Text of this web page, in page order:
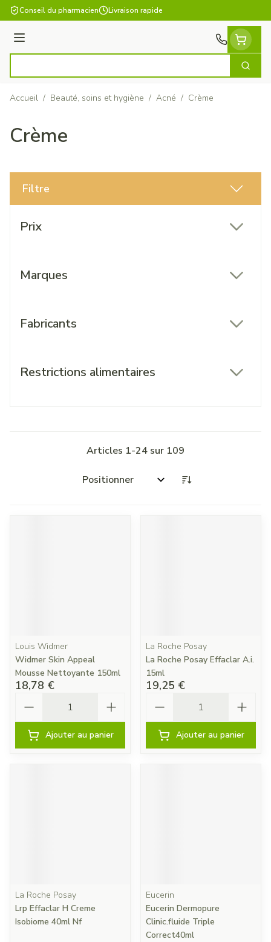
Aller au contenu
Conseil du pharmacien Livraison rapide
Menu
Accueil / Beauté, soins et hygiène / Acné / Crème
Crème
Filtre
Prix
Marques
Fabricants
Restrictions alimentaires
Articles 1-24 sur 109
Trier par:
Louis Widmer
Widmer Skin Appeal
Mousse Nettoyante 150ml
18,78 €
Ajouter au panier
La Roche Posay
La Roche Posay Effaclar A.i.
15ml
19,25 €
Ajouter au panier
La Roche Posay
Lrp Effaclar H Creme
Isobiome 40ml Nf
Eucerin
Eucerin Dermopure
Clinic.fluide Triple
Correct40ml